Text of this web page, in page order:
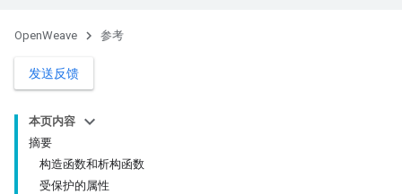
OpenWeave 参考
发送反馈
本页内容
摘要
构造函数和析构函数
受保护的属性